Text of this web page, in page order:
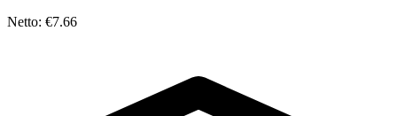
Netto: €7.66